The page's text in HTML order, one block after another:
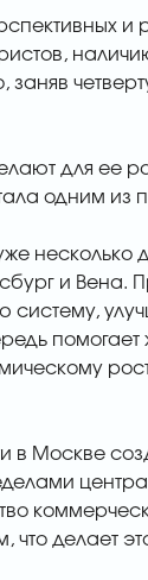
и
для ее
одним из
и Вена.
систему,
помогает
в Москве
что делает